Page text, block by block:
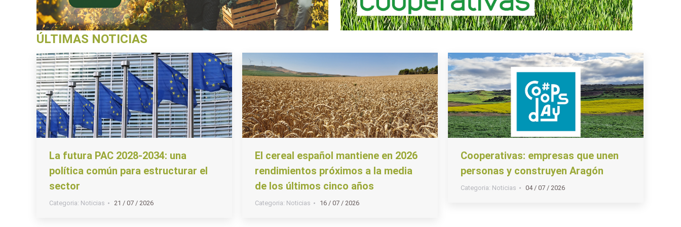
ÚLTIMAS NOTICIAS
La futura PAC 2028-2034: una
política común para estructurar el
sector
Categoria: Noticias 21 / 07 / 2026
El cereal español mantiene en 2026
rendimientos próximos a la media
de los últimos cinco años
Categoria: Noticias 16 / 07 / 2026
Cooperativas: empresas que unen
personas y construyen Aragón
Categoria: Noticias 04 / 07 / 2026